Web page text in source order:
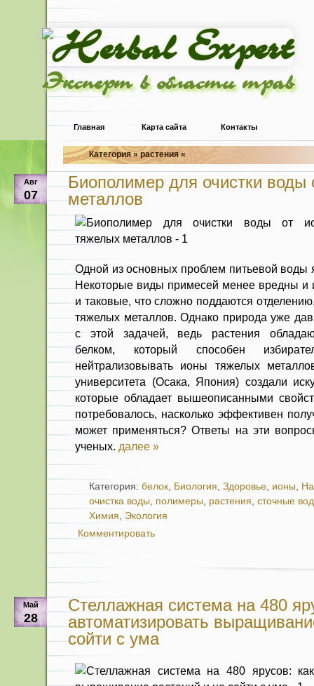
Эксперт в области трав
Главная Карта сайта Контакты
Категория » растения «
Авг
07
Биополимер для очистки воды
металлов
Одной из основных проблем питьевой воды
Некоторые виды примесей менее вредны и
и таковые, что сложно поддаются
тяжелых металлов. Однако природа уже
с этой задачей, ведь растения
белком, который способен
нейтрализовывать ионы тяжелых
университета (Осака, Япония) создали
которые обладает вышеописанными
потребовалось, насколько эффективен
может применяться? Ответы на эти
ученых. далее »
Категория: белок, Биология, Здоровье, ионы,
очистка воды, полимеры, растения, сточные
Химия, Экология
Комментировать
Май
28
Стеллажная система на 480
автоматизировать
сойти с ума